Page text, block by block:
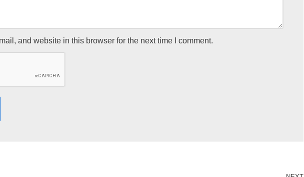
and website in this browser for the next time I comment.